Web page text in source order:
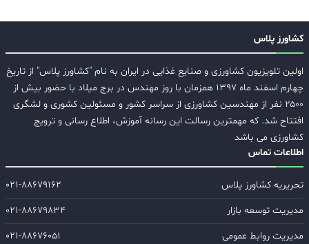
کشاورز پلاس
اولین تلویزیون کشاورزی و صنایع غذایی در ایران به نام "کشاورز پلاس" از تاریخ
چهارم اسفند ماه ۱۳۹۷ همزمان با روز مهندس در برج میلاد با حضور بیش از
۲۵۰۰ نفر از مهندسین کشاورزی از سراسر کشور و مسئولین کشوری و لشگری
افتتاح شد. که مهمترین رسالت این رسانه آموزش، اطلاع رسانی و ترویج
کشاورزی می باشد
اطلاعات تماس
تحریریه کشاورز پلاس
۰۲۱-۸۸۶۷۹۱۶۲
مدیریت توسعه بازار
۰۲۱-۸۸۶۷۹۸۳۴
مدیریت روابط عمومی
۰۲۱-۸۸۶۷۶۰۵۱